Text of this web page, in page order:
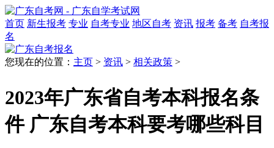
首页 新生报考 专业 自考专业 地区自考 资讯 报考 备考 自考报
名
您现在的位置： 主页 > 资讯 > 相关政策 >
2023年广东省自考本科报名条
件 广东自考本科要考哪些科目